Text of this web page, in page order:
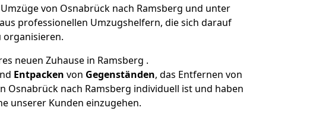
von Osnabrück nach Ramsberg und unter
professionellen Umzugshelfern, die sich darauf
organisieren.
neuen Zuhause in Ramsberg .
Entpacken von Gegenständen, das Entfernen von
Osnabrück nach Ramsberg individuell ist und haben
unserer Kunden einzugehen.